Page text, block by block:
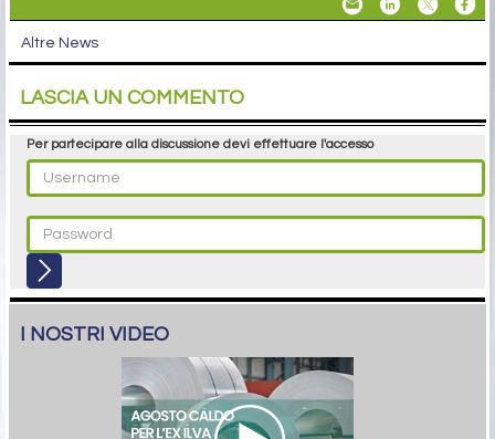
Altre News
LASCIA UN COMMENTO
Per partecipare alla discussione devi effettuare l'accesso
I NOSTRI VIDEO